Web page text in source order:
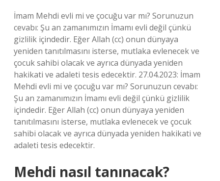
İmam Mehdi evli mi ve çocuğu var mı? Sorunuzun
cevabı: Şu an zamanımızın İmamı evli değil çünkü
gizlilik içindedir. Eğer Allah (cc) onun dünyaya
yeniden tanıtılmasını isterse, mutlaka evlenecek ve
çocuk sahibi olacak ve ayrıca dünyada yeniden
hakikati ve adaleti tesis edecektir. 27.04.2023: İmam
Mehdi evli mi ve çocuğu var mı? Sorunuzun cevabı:
Şu an zamanımızın İmamı evli değil çünkü gizlilik
içindedir. Eğer Allah (cc) onun dünyaya yeniden
tanıtılmasını isterse, mutlaka evlenecek ve çocuk
sahibi olacak ve ayrıca dünyada yeniden hakikati ve
adaleti tesis edecektir.
Mehdi nasıl tanınacak?